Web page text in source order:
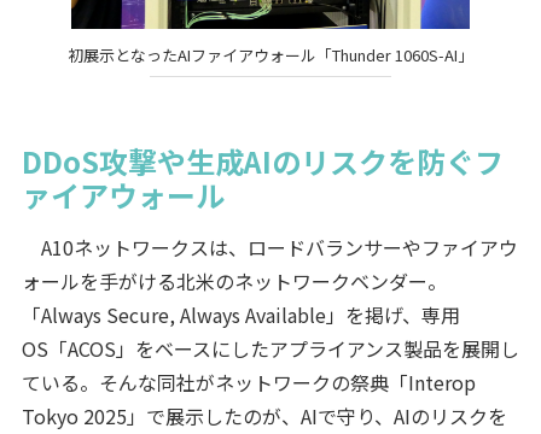
初展示となったAIファイアウォール「Thunder 1060S-AI」
DDoS攻撃や生成AIのリスクを防ぐフ
ァイアウォール
A10ネットワークスは、ロードバランサーやファイアウ
ォールを手がける北米のネットワークベンダー。
「Always Secure, Always Available」を掲げ、専用
OS「ACOS」をベースにしたアプライアンス製品を展開し
ている。そんな同社がネットワークの祭典「Interop
Tokyo 2025」で展示したのが、AIで守り、AIのリスクを